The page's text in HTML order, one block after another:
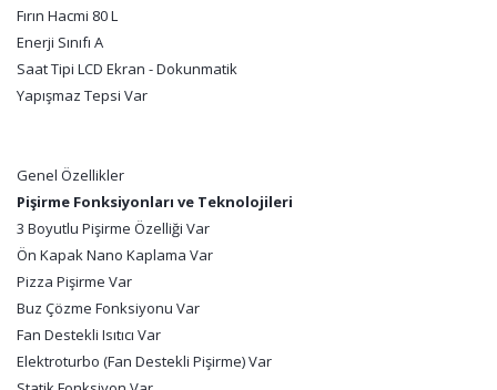
Fırın Hacmi 80 L
Enerji Sınıfı A
Saat Tipi LCD Ekran - Dokunmatik
Yapışmaz Tepsi Var
Genel Özellikler
Pişirme Fonksiyonları ve Teknolojileri
3 Boyutlu Pişirme Özelliği Var
Ön Kapak Nano Kaplama Var
Pizza Pişirme Var
Buz Çözme Fonksiyonu Var
Fan Destekli Isıtıcı Var
Elektroturbo (Fan Destekli Pişirme) Var